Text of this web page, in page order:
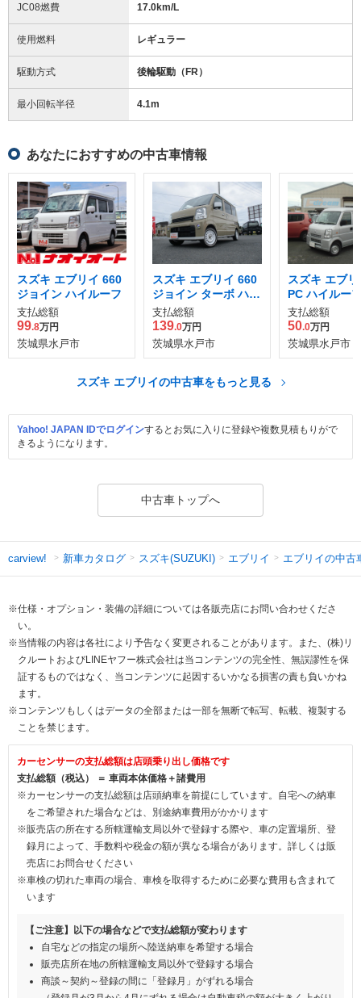
JC08燃費 17.0km/L
使用燃料 レギュラー
駆動方式 後輪駆動（FR）
最小回転半径 4.1m
あなたにおすすめの中古車情報
スズキ エブリイ 660
ジョイン ハイルーフ
支払総額
99.8万円
茨城県水戸市
スズキ エブリイ 660
ジョイン ターボ ハイ
ルーフ 4WD
支払総額
139.0万円
茨城県水戸市
スズキ エブ
PC ハイルー
支払総額
50.0万円
茨城県水戸市
スズキ エブリイの中古車をもっと見る
Yahoo! JAPAN IDでログインするとお気に入りに登録や複数見積もりがで
きるようになります。
中古車トップへ
carview! 新車カタログ スズキ(SUZUKI) エブリイ エブリイの中古
※仕様・オプション・装備の詳細については各販売店にお問い合わせくださ
い。
※当情報の内容は各社により予告なく変更されることがあります。また、(株)リ
クルートおよびLINEヤフー株式会社は当コンテンツの完全性、無誤謬性を保
証するものではなく、当コンテンツに起因するいかなる損害の責も負いかね
ます。
※コンテンツもしくはデータの全部または一部を無断で転写、転載、複製する
ことを禁じます。
カーセンサーの支払総額は店頭乗り出し価格です
支払総額（税込） ＝ 車両本体価格＋諸費用
※カーセンサーの支払総額は店頭納車を前提にしています。自宅への納車
をご希望された場合などは、別途納車費用がかかります
※販売店の所在する所轄運輸支局以外で登録する際や、車の定置場所、登
録月によって、手数料や税金の額が異なる場合があります。詳しくは販
売店にお問合せください
※車検の切れた車両の場合、車検を取得するために必要な費用も含まれて
います
【ご注意】以下の場合などで支払総額が変わります
自宅などの指定の場所へ陸送納車を希望する場合
販売店所在地の所轄運輸支局以外で登録する場合
商談～契約～登録の間に「登録月」がずれる場合